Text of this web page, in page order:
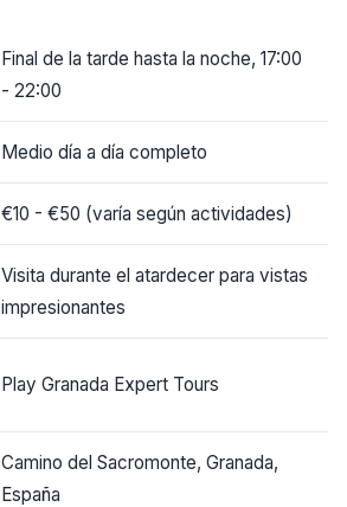
Final de la tarde hasta la noche, 17:00
- 22:00
Medio día a día completo
€10 - €50 (varía según actividades)
Visita durante el atardecer para vistas
impresionantes
Play Granada Expert Tours
Camino del Sacromonte, Granada,
España